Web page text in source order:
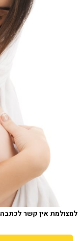
למצולמת אין קשר לכתבה